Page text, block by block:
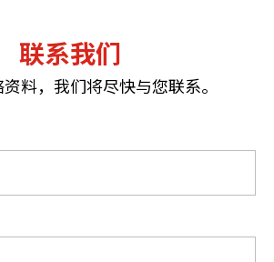
联系我们
料，我们将尽快与您联系。